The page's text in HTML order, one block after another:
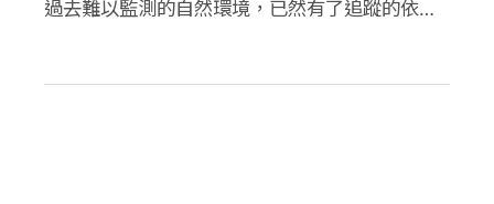
過去難以監測的自然環境，已然有了追蹤的依